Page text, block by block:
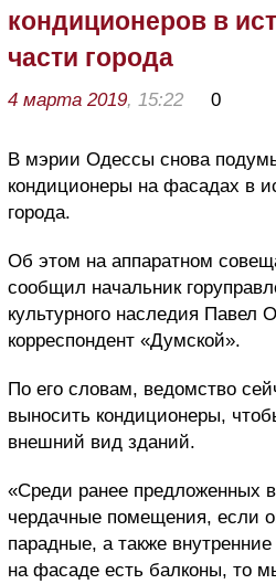
кондиционеров в
части города
4 марта 2019, 15:22 0
В мэрии Одессы снова
кондиционеры на фасадах в
города.
Об этом на аппаратном
сообщил начальник
культурного наследия Павел
корреспондент «Думской».
По его словам, ведомство
выносить кондиционеры,
внешний вид зданий.
«Среди ранее предложенных
чердачные помещения, если
парадные, а также
на фасаде есть балконы, то